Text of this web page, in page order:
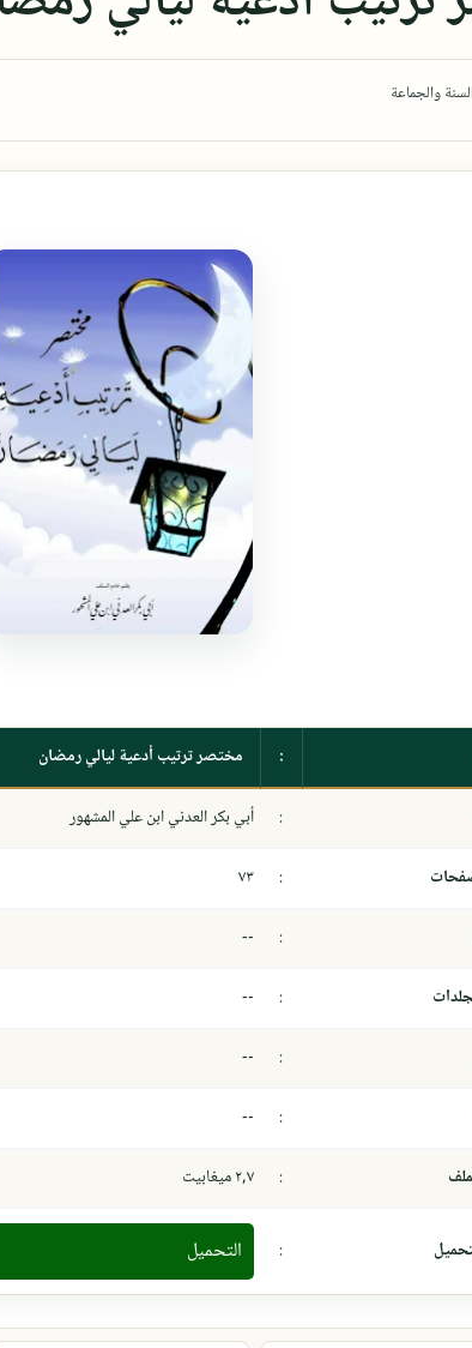
: مختصر ترتيب أدعية ليالي رمضان
: أبي بكر العدني ابن علي المشهور
: ٧٣
:
--
:
--
:
--
:
--
: ٢,٧ ميغابيت
: التحميل